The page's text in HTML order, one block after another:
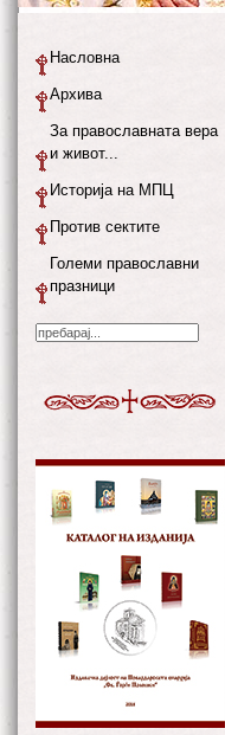
Насловна
Архива
За православната вера
и живот...
Историја на МПЦ
Против сектите
Големи православни
празници